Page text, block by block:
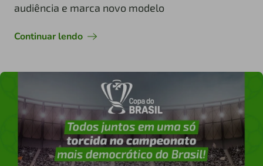
audiência e marca novo modelo
Continuar lendo